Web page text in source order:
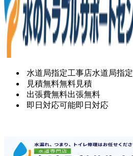
水道局指定工事店水道局指定
見積無料無料見積
出張費無料出張無料
即日対応可能即日対応